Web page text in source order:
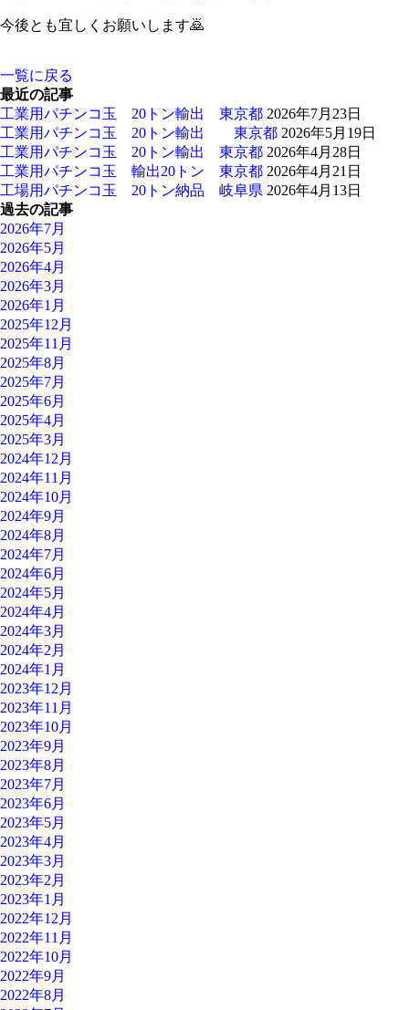
今後とも宜しくお願いします🙇
一覧に戻る
最近の記事
工業用パチンコ玉 20トン輸出 東京都 2026年7月23日
工業用パチンコ玉 20トン輸出 東京都 2026年5月19日
工業用パチンコ玉 20トン輸出 東京都 2026年4月28日
工業用パチンコ玉 輸出20トン 東京都 2026年4月21日
工場用パチンコ玉 20トン納品 岐阜県 2026年4月13日
過去の記事
2026年7月
2026年5月
2026年4月
2026年3月
2026年1月
2025年12月
2025年11月
2025年8月
2025年7月
2025年6月
2025年4月
2025年3月
2024年12月
2024年11月
2024年10月
2024年9月
2024年8月
2024年7月
2024年6月
2024年5月
2024年4月
2024年3月
2024年2月
2024年1月
2023年12月
2023年11月
2023年10月
2023年9月
2023年8月
2023年7月
2023年6月
2023年5月
2023年4月
2023年3月
2023年2月
2023年1月
2022年12月
2022年11月
2022年10月
2022年9月
2022年8月